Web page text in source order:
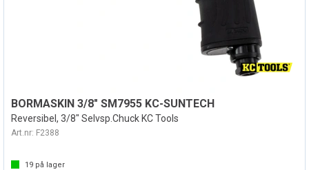
BORMASKIN 3/8" SM7955 KC-SUNTECH
Reversibel, 3/8" Selvsp.Chuck KC Tools
Art.nr: F2388
19 på lager